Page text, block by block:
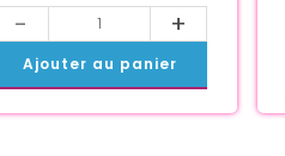
- +
Ajouter au panier